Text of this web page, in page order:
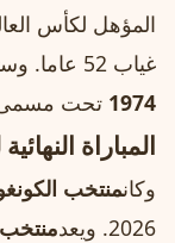
المؤهل لكأس
غياب 52 عاما. وستكون هذه هي المشاركة الثانية للكونغو في كأس العالم، بعدما شاركت في
1974 تحت
المباراة
وكانمنتخب
2026. ويعد
منتخب